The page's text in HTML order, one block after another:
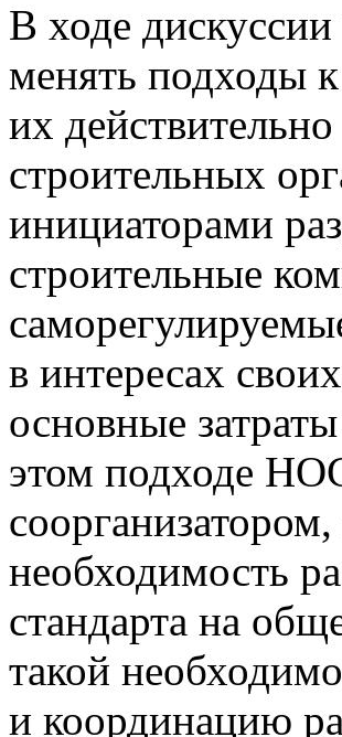
В ходе
менять подходы к
их
строительных
инициаторами
строительные
в интересах
основные
этом подходе
необходимость
стандарта на
такой
и координацию